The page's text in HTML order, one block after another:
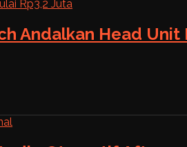
Andalkan Head Unit